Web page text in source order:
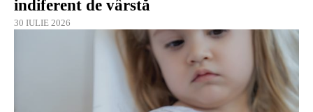
indiferent de vârstă
30 IULIE 2026